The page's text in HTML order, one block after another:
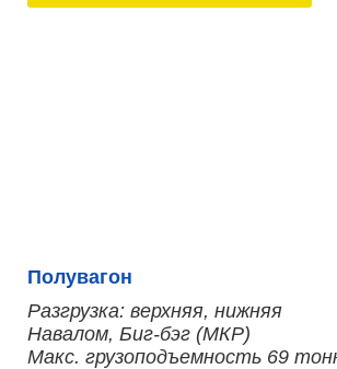
Полувагон
Разгрузка: верхняя, нижняя
Навалом, Биг-бэг (МКР)
Макс. грузоподъемность 69